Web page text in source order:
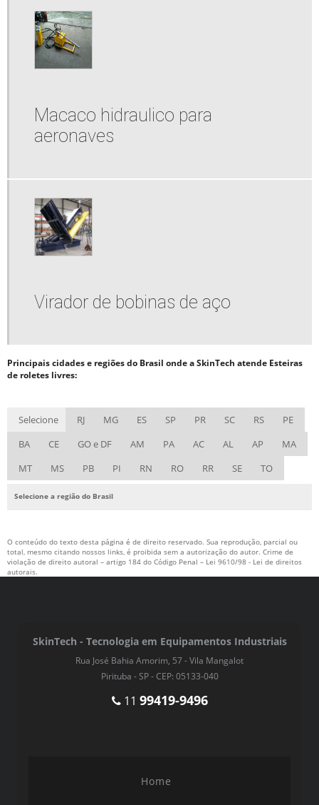
Macaco hidraulico para
aeronaves
Virador de bobinas de aço
Principais cidades e regiões do Brasil onde a SkinTech atende Esteiras
de roletes livres:
Selecione RJ MG ES SP PR SC RS
PE
BA
CE GO e DF AM PA AC AL AP
MA
MT
MS PB PI RN RO RR SE TO
Selecione a região do Brasil
O conteúdo do texto desta página é de direito reservado. Sua reprodução, parcial ou
total, mesmo citando nossos links, é proibida sem a autorização do autor. Crime de
violação de direito autoral – artigo 184 do Código Penal – Lei 9610/98 - Lei de direitos
autorais.
SkinTech - Tecnologia em Equipamentos Industriais
Rua José Bahia Amorim, 57 - Vila Mangalot
Pirituba - SP - CEP: 05133-040
11 99419-9496
Home